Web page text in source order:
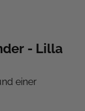
Sternen
- Lilla
einer